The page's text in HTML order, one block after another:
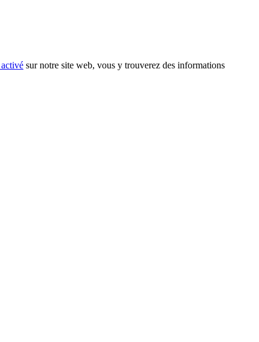
sur notre site web, vous y trouverez des informations